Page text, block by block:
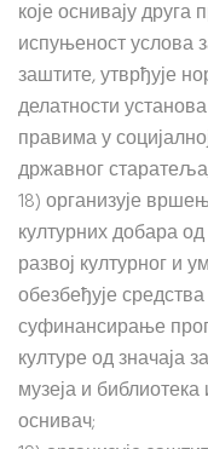
које оснивају
испуњеност услова
заштите, утврђује
делатности
правима у
државног
18) организује
културних добара
развој културног и
обезбеђује
суфинансирање
културе од значаја
музеја и библиотека
оснивач;